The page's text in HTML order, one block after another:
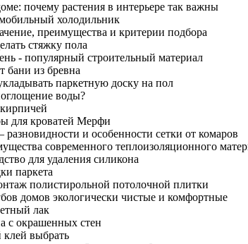
почему растения в интерьере так важны
холодильник
преимущества и критерии подбора
стяжку пола
- популярный строительный материал
бани из бревна
паркетную доску на пол
воды?
для кроватей Мерфи
разновидности и особенности сетки от комаров
современного теплоизоляционного
для удаления силикона
паркета
полистирольной потолочной плитки
домов экологически чистые и комфортные
лак
с окрашенных стен
выбрать